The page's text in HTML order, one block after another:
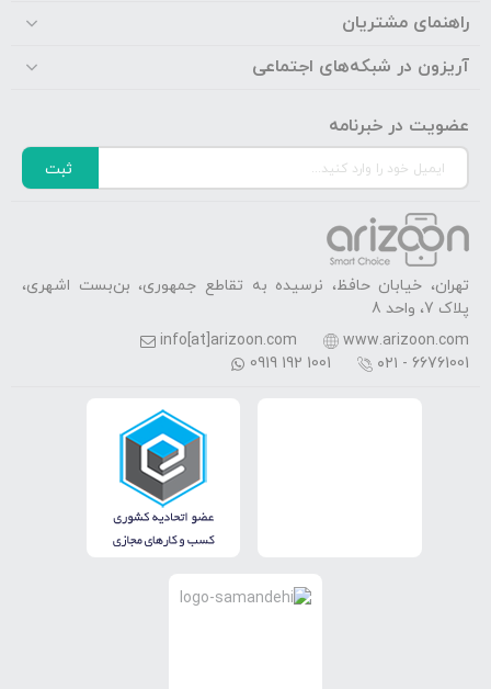
راهنمای مشتریان
آریزون در شبکه‌های اجتماعی
عضویت در خبرنامه
ثبت
تهران، خیابان حافظ، نرسیده به تقاطع جمهوری، بن‌بست اشهری،
پلاک 7، واحد 8
www.arizoon.com
info[at]arizoon.com
۰۲۱ - 66761001
0919 192 1001